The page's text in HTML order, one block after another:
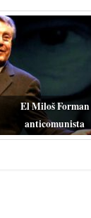
El Miloš Forman
anticomunista